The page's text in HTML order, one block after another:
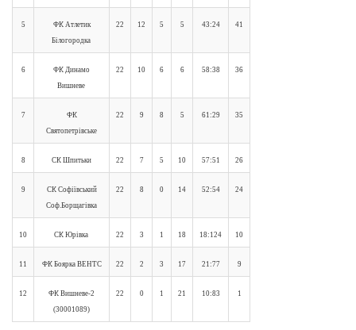
5
ФК Атлетик
Білогородка
22 12 5 5 43:24 41
6
ФК Динамо
Вишневе
22 10 6 6 58:38 36
7
ФК
Святопетрівське
22 9 8 5 61:29 35
8 СК Шпитьки 22 7 5 10 57:51 26
9
СК Софіївський
Соф.Борщагівка
22 8 0 14 52:54 24
10 СК Юрівка 22 3 1 18 18:124 10
11 ФК Боярка ВЕНТС 22 2 3 17 21:77 9
12
ФК Вишневе-2
(30001089)
22 0 1 21 10:83 1